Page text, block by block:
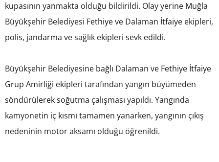
kupasının yanmakta olduğu bildirildi. Olay yerine Muğla
Büyükşehir Belediyesi Fethiye ve Dalaman İtfaiye ekipleri,
polis, jandarma ve sağlık ekipleri sevk edildi.
Büyükşehir Belediyesine bağlı Dalaman ve Fethiye İtfaiye
Grup Amirliği ekipleri tarafından yangın büyümeden
söndürülerek soğutma çalışması yapıldı. Yangında
kamyonetin iç kısmı tamamen yanarken, yangının çıkış
nedeninin motor aksamı olduğu öğrenildi.